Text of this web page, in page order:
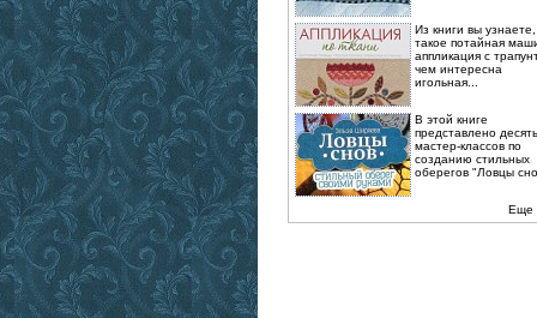
Из книги вы
такое потайная
аппликация с
чем интересна
игольная...
В этой книге
представлено десять
мастер-классов по
созданию стильных
оберегов "Ловцы
Еще